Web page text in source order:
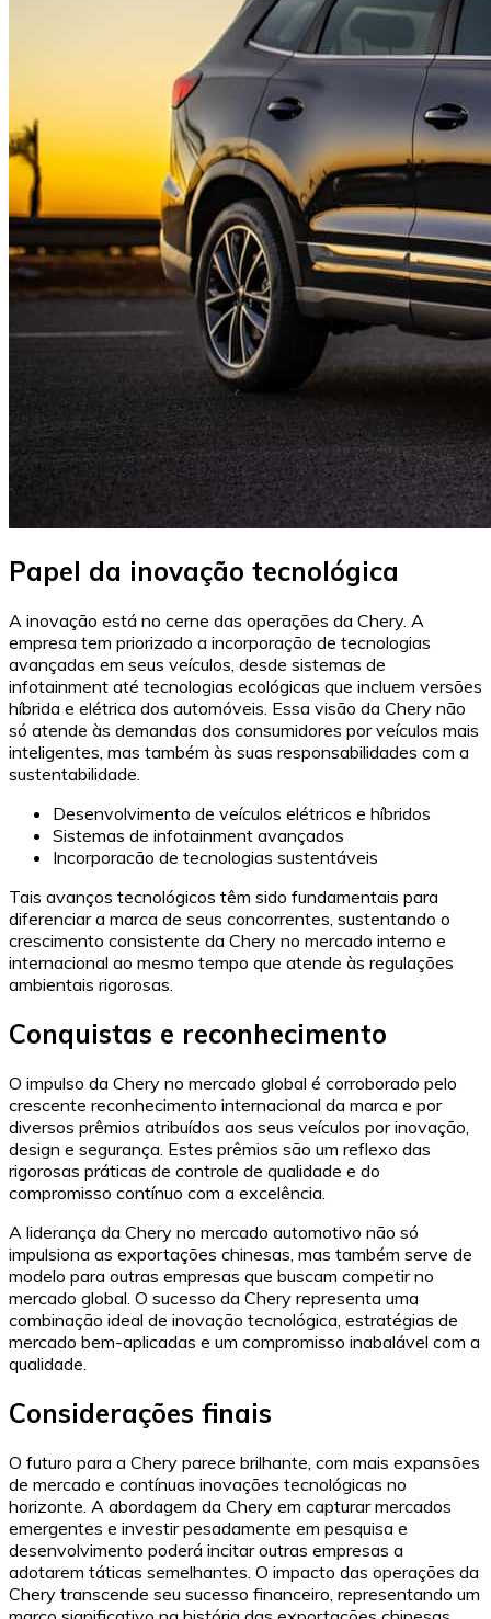
Papel da inovação tecnológica
A inovação está no cerne das operações da Chery. A
empresa tem priorizado a incorporação de tecnologias
avançadas em seus veículos, desde sistemas de
infotainment até tecnologias ecológicas que incluem versões
híbrida e elétrica dos automóveis. Essa visão da Chery não
só atende às demandas dos consumidores por veículos mais
inteligentes, mas também às suas responsabilidades com a
sustentabilidade.
Desenvolvimento de veículos elétricos e híbridos
Sistemas de infotainment avançados
Incorporacão de tecnologias sustentáveis
Tais avanços tecnológicos têm sido fundamentais para
diferenciar a marca de seus concorrentes, sustentando o
crescimento consistente da Chery no mercado interno e
internacional ao mesmo tempo que atende às regulações
ambientais rigorosas.
Conquistas e reconhecimento
O impulso da Chery no mercado global é corroborado pelo
crescente reconhecimento internacional da marca e por
diversos prêmios atribuídos aos seus veículos por inovação,
design e segurança. Estes prêmios são um reflexo das
rigorosas práticas de controle de qualidade e do
compromisso contínuo com a excelência.
A liderança da Chery no mercado automotivo não só
impulsiona as exportações chinesas, mas também serve de
modelo para outras empresas que buscam competir no
mercado global. O sucesso da Chery representa uma
combinação ideal de inovação tecnológica, estratégias de
mercado bem-aplicadas e um compromisso inabalável com a
qualidade.
Considerações finais
O futuro para a Chery parece brilhante, com mais expansões
de mercado e contínuas inovações tecnológicas no
horizonte. A abordagem da Chery em capturar mercados
emergentes e investir pesadamente em pesquisa e
desenvolvimento poderá incitar outras empresas a
adotarem táticas semelhantes. O impacto das operações da
Chery transcende seu sucesso financeiro, representando um